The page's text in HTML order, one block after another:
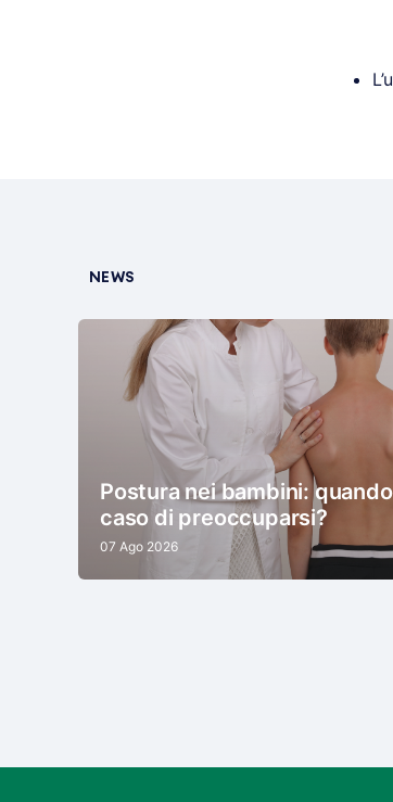
NEWS
Postura nei bambini:
caso di preoccuparsi?
07 Ago 2026